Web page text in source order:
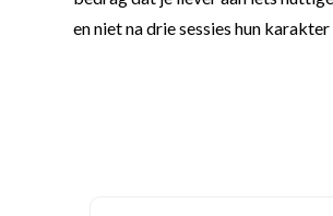
en niet na drie sessies hun